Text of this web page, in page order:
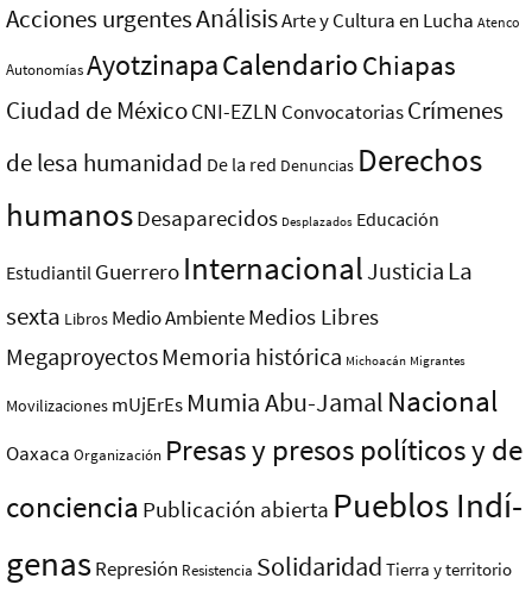
Acciones urgentesAnálisisArte y Cultura en Lucha Atenco
AutonomíasAyotzinapaCalendarioChiapas
Ciudad de MéxicoCNI-EZLN ConvocatoriasCrímenes
de lesa humanidad De la red Denuncias Derechos
humanosDesaparecidos Desplazados Educación
Estudiantil Guerrero InternacionalJusticia La
sexta Libros Medio AmbienteMedios Libres
MegaproyectosMemoria histórica Michoacán Migrantes
Movilizaciones mUjErEs Mumia Abu-Jamal Nacional
Oaxaca Organización Presas y presos polí­ticos y de
conciencia Publicación abierta Pueblos Indí­
genasRepresión Resistencia Solidaridad Tierra y territorio